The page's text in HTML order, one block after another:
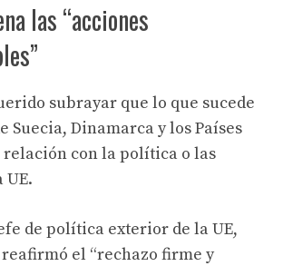
las “acciones
subrayar que lo que sucede
Suecia, Dinamarca y los Países
relación con la política o las
UE.
de política exterior de la UE,
el “rechazo firme y